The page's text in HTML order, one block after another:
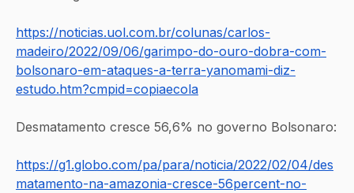
https://noticias.uol.com.br/colunas/carlos-
madeiro/2022/09/06/garimpo-do-ouro-dobra-com-
bolsonaro-em-ataques-a-terra-yanomami-diz-
estudo.htm?cmpid=copiaecola
Desmatamento cresce 56,6% no governo Bolsonaro:
https://g1.globo.com/pa/para/noticia/2022/02/04/des
matamento-na-amazonia-cresce-56percent-no-